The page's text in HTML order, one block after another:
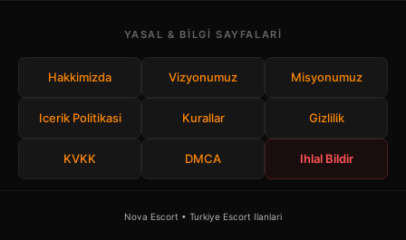
YASAL & BILGI SAYFALARI
Hakkimizda Vizyonumuz Misyonumuz
Icerik Politikasi Kurallar Gizlilik
KVKK DMCA Ihlal Bildir
Nova Escort • Turkiye Escort Ilanlari